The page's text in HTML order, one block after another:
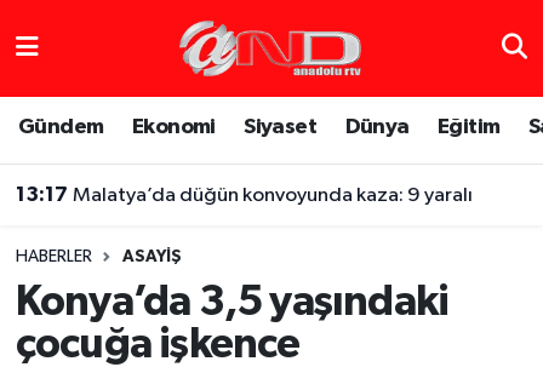
Gündem Ekonomi Siyaset Dünya Eğitim
13:17 Malatya’da düğün konvoyunda kaza: 9 yaralı
HABERLER ASAYIŞ
Konya’da 3,5 yaşındaki
çocuğa işkence
Ekonomi
Son Dakika Haberleri